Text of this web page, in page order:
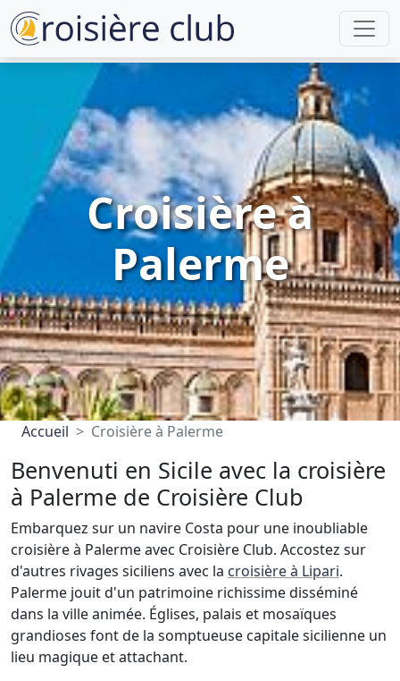
Croisière à
Palerme
Accueil Croisière à Palerme
Benvenuti en Sicile avec la croisière
à Palerme de Croisière Club
Embarquez sur un navire Costa pour une inoubliable
croisière à Palerme avec Croisière Club. Accostez sur
d'autres rivages siciliens avec la croisière à Lipari.
Palerme jouit d'un patrimoine richissime disséminé
dans la ville animée. Églises, palais et mosaïques
grandioses font de la somptueuse capitale sicilienne un
lieu magique et attachant.